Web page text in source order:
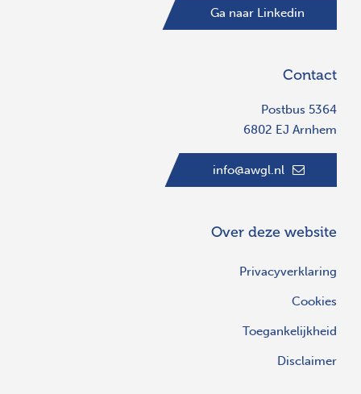
Ga naar Linkedin
Contact
Postbus 5364
6802 EJ Arnhem
info@awgl.nl
Over deze website
Privacyverklaring
Cookies
Toegankelijkheid
Disclaimer